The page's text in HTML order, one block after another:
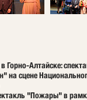
Горно-Алтайске:
на сцене
"Пожары" в